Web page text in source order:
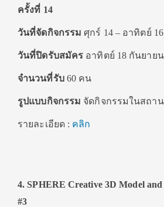
ครั้งที่ 14
วันที่จัดกิจกรรม ศุกร์ 14 – อาทิตย์
วันที่ปิดรับสมัคร อาทิตย์ 18 กันยายน
จำนวนที่รับ 60 คน
รูปแบบกิจกรรม จัดกิจกรรมในสถา
รายละเอียด : คลิก
4. SPHERE Creative 3D Model
#3